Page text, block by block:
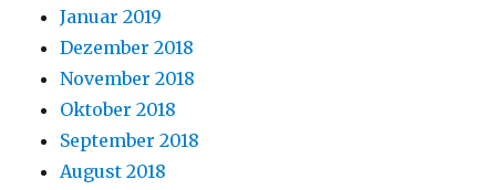
Januar 2019
Dezember 2018
November 2018
Oktober 2018
September 2018
August 2018